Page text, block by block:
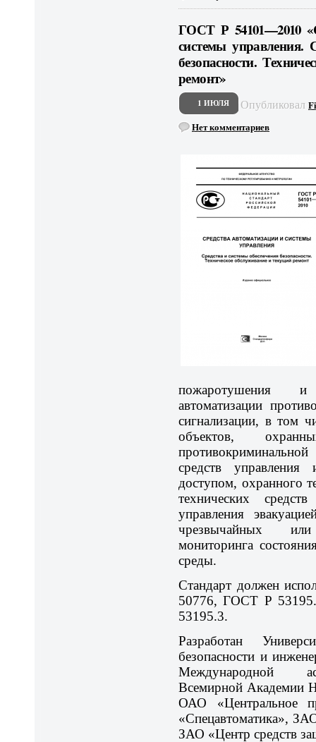
ГОСТ Р 54101—2010
системы управления.
безопасности.
ремонт»
1 ИЮЛЯ Опубликовал
Нет комментариев
пожаротушения и
автоматизации
сигнализации, в том
объектов,
средств
доступом, охранного
технических
управления
чрезвычайных
мониторинга
среды.
Стандарт должен
50776, ГОСТ Р
53195.3.
Разработан
безопасности и
Международной
Всемирной Академии
ОАО «Центральное
«Спецавтоматика»,
ЗАО «Центр средств